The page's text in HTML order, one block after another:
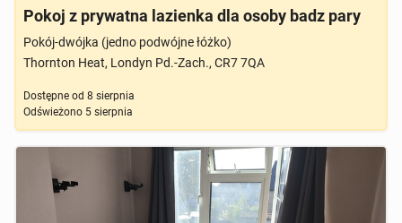
Pokoj z prywatna lazienka dla osoby badz pary
Pokój-dwójka (jedno podwójne łóżko)
Thornton Heat, Londyn Pd.-Zach., CR7 7QA
Dostępne od 8 sierpnia
Odświeżono 5 sierpnia